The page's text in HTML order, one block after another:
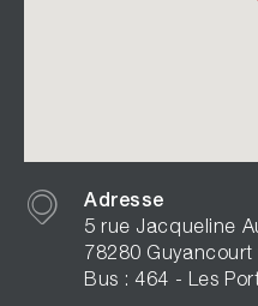
Adresse
5 rue Jacqueline
78280 Guyancourt
Bus : 464 - Les